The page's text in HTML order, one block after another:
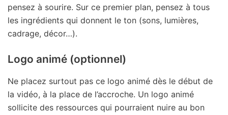
pensez à sourire. Sur ce premier plan, pensez à tous
les ingrédients qui donnent le ton (sons, lumières,
cadrage, décor…).
Logo animé (optionnel)
Ne placez surtout pas ce logo animé dès le début de
la vidéo, à la place de l’accroche. Un logo animé
sollicite des ressources qui pourraient nuire au bon